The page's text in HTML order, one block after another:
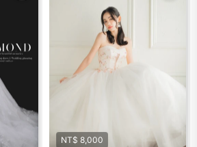
NT$ 8,000